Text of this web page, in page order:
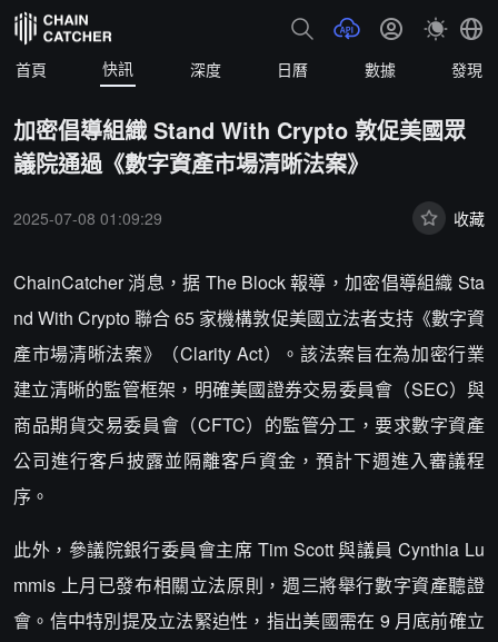
首頁 快訊 深度 日曆 數據 發現
加密倡導組織 Stand With Crypto 敦促美國眾
議院通過《數字資產市場清晰法案》
2025-07-08 01:09:29 收藏
ChainCatcher 消息，据 The Block 報導，加密倡導組織 Sta
nd With Crypto 聯合 65 家機構敦促美國立法者支持《數字資
產市場清晰法案》（Clarity Act）。該法案旨在為加密行業
建立清晰的監管框架，明確美國證券交易委員會（SEC）與
商品期貨交易委員會（CFTC）的監管分工，要求數字資產
公司進行客戶披露並隔離客戶資金，預計下週進入審議程
序。
此外，參議院銀行委員會主席 Tim Scott 與議員 Cynthia Lu
mmis 上月已發布相關立法原則，週三將舉行數字資產聽證
會。信中特別提及立法緊迫性，指出美國需在 9 月底前確立